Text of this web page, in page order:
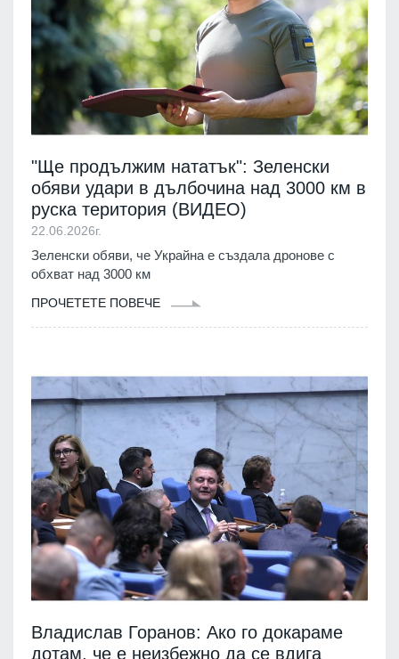
"Ще продължим нататък": Зеленски
обяви удари в дълбочина над 3000 км в
руска територия (ВИДЕО)
22.06.2026г.
Зеленски обяви, че Украйна е създала дронове с
обхват над 3000 км
ПРОЧЕТЕТЕ ПОВЕЧЕ
Владислав Горанов: Ако го докараме
дотам, че е неизбежно да се вдига